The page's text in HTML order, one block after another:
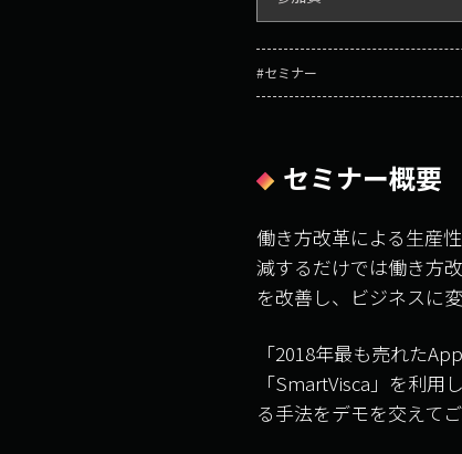
#セミナー
セミナー概要
働き方改革による生産
減するだけでは働き方
を改善し、ビジネスに
「2018年最も売れた
「SmartVisca」を利
る手法をデモを交えてご